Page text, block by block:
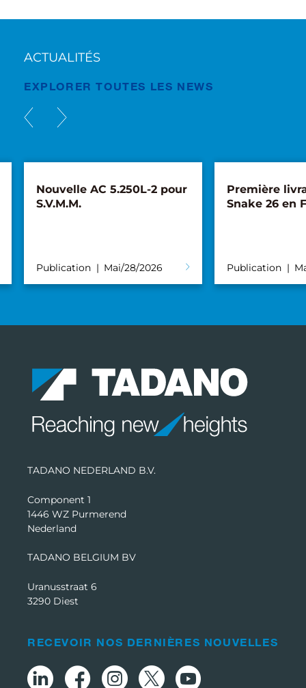
ACTUALITÉS
EXPLORER TOUTES LES NEWS
Nouvelle AC 5.250L-2 pour
S.V.M.M.
Publication Mai/28/2026
Première
Snake 26 en
Publication
TADANO NEDERLAND B.V.
Component 1
1446 WZ Purmerend
Nederland
TADANO BELGIUM BV
Uranusstraat 6
3290 Diest
RECEVOIR NOS DERNIÈRES NOUVELLES